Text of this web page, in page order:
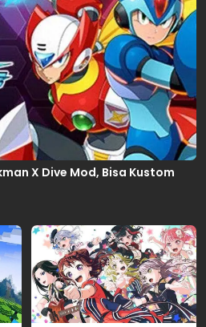
X Dive Mod, Bisa Kustom